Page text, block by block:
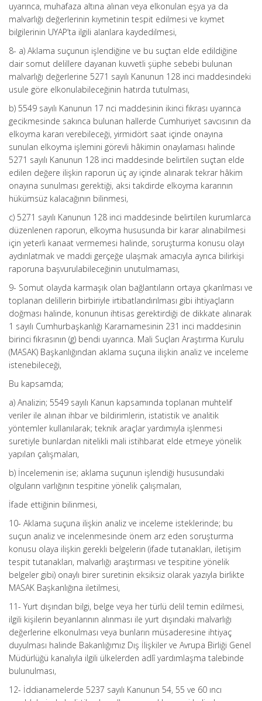
uyarınca, muhafaza altına alınan veya elkonulan eşya ya da
malvarlığı değerlerinin kıymetinin tespit edilmesi ve kıymet
bilgilerinin UYAP’ta ilgili alanlara kaydedilmesi,
8- a) Aklama suçunun işlendiğine ve bu suçtan elde edildiğine
dair somut delillere dayanan kuvvetli şüphe sebebi bulunan
malvarlığı değerlerine 5271 sayılı Kanunun 128 inci maddesindeki
usule göre elkonulabileceğinin hatırda tutulması,
b) 5549 sayılı Kanunun 17 nci maddesinin ikinci fıkrası uyarınca
gecikmesinde sakınca bulunan hallerde Cumhuriyet savcısının da
elkoyma kararı verebileceği, yirmidört saat içinde onayına
sunulan elkoyma işlemini görevli hâkimin onaylaması halinde
5271 sayılı Kanunun 128 inci maddesinde belirtilen suçtan elde
edilen değere ilişkin raporun üç ay içinde alınarak tekrar hâkim
onayına sunulması gerektiği, aksi takdirde elkoyma kararının
hükümsüz kalacağının bilinmesi,
c) 5271 sayılı Kanunun 128 inci maddesinde belirtilen kurumlarca
düzenlenen raporun, elkoyma hususunda bir karar alınabilmesi
için yeterli kanaat vermemesi halinde, soruşturma konusu olayı
aydınlatmak ve maddi gerçeğe ulaşmak amacıyla ayrıca bilirkişi
raporuna başvurulabileceğinin unutulmaması,
9- Somut olayda karmaşık olan bağlantıların ortaya çıkarılması ve
toplanan delillerin birbiriyle irtibatlandırılması gibi ihtiyaçların
doğması halinde, konunun ihtisas gerektirdiği de dikkate alınarak
1 sayılı Cumhurbaşkanlığı Kararnamesinin 231 inci maddesinin
birinci fıkrasının (g) bendi uyarınca. Mali Suçları Araştırma Kurulu
(MASAK) Başkanlığından aklama suçuna ilişkin analiz ve inceleme
istenebileceği,
Bu kapsamda;
a) Analizin; 5549 sayılı Kanun kapsamında toplanan muhtelif
veriler ile alınan ihbar ve bildirimlerin, istatistik ve analitik
yöntemler kullanılarak; teknik araçlar yardımıyla işlenmesi
suretiyle bunlardan nitelikli mali istihbarat elde etmeye yönelik
yapılan çalışmaları,
b) İncelemenin ise; aklama suçunun işlendiği hususundaki
olguların varlığının tespitine yönelik çalışmaları,
İfade ettiğinin bilinmesi,
10- Aklama suçuna ilişkin analiz ve inceleme isteklerinde; bu
suçun analiz ve incelenmesinde önem arz eden soruşturma
konusu olaya ilişkin gerekli belgelerin (ifade tutanakları, iletişim
tespit tutanakları, malvarlığı araştırması ve tespitine yönelik
belgeler gibi) onaylı birer suretinin eksiksiz olarak yazıyla birlikte
MASAK Başkanlığına iletilmesi,
11- Yurt dışından bilgi, belge veya her türlü delil temin edilmesi,
ilgili kişilerin beyanlarının alınması ile yurt dışındaki malvarlığı
değerlerine elkonulması veya bunların müsaderesine ihtiyaç
duyulması halinde Bakanlığımız Dış İlişkiler ve Avrupa Birliği Genel
Müdürlüğü kanalıyla ilgili ülkelerden adlî yardımlaşma talebinde
bulunulması,
12- İddianamelerde 5237 sayılı Kanunun 54, 55 ve 60 ıncı